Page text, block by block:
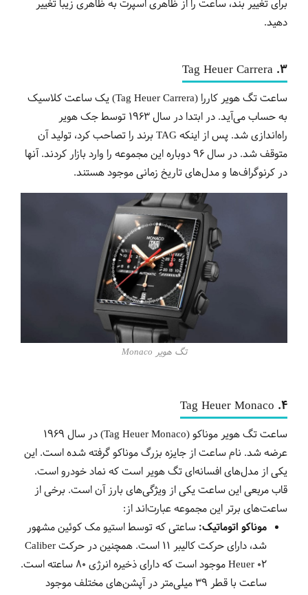
برای تغییر بند، ساعت را از ظاهری اسپرت به ظاهری زیبا تغییر
دهید.
3. Tag Heuer Carrera
ساعت‌ تگ هویر کاررا (Tag Heuer Carrera) یک ساعت کلاسیک
به حساب می‌آید. در ابتدا در سال 1963 توسط جک هویر
راه‌اندازی شد. پس از اینکه TAG برند را تصاحب کرد، تولید آن
متوقف شد. در سال 96 دوباره این مجموعه را وارد بازار کردند. آنها
در کرنوگراف‌ها و مدل‌های تاریخ زمانی موجود هستند.
تگ هویر Monaco
4. Tag Heuer Monaco
ساعت‌ تگ هویر موناکو (Tag Heuer Monaco) در سال 1969
عرضه شد. نام ساعت از جایزه بزرگ موناکو گرفته شده است. این
یکی از مدل‌های افسانه‌ای تگ هویر است که نماد خودرو است.
قاب مربعی این ساعت یکی از ویژگی‌های بارز آن است. برخی از
ساعت‌های برتر این مجموعه عبارت‌اند از:
موناکو اتوماتیک: ساعتی که توسط استیو مک کوئین مشهور
شد، دارای حرکت کالیبر 11 است. همچنین در حرکت Caliber
Heuer 02 موجود است که دارای ذخیره انرژی 80 ساعته است.
ساعت با قطر 39 میلی‌متر در آپشن‌های مختلف موجود